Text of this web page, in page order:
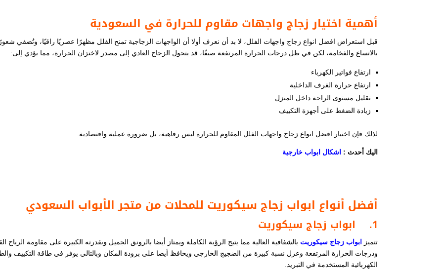
أهمية اختيار زجاج واجهات مقاوم للحرارة في السعودية
قبل استعراض افضل انواع زجاج واجهات الفلل​، لا بد أن نعرف أولا أن الواجهات الزجاجية تمنح الفلل مظهرًا عصريًا راقيًا، وتُضفي
بالاتساع والفخامة، لكن في ظل درجات الحرارة المرتفعة صيفًا، قد يتحول الزجاج العادي إلى مصدر لاختزان الحرارة، مما يؤدي إلى:
ارتفاع فواتير الكهرباء
ارتفاع حرارة الغرف الداخلية
تقليل مستوى الراحة داخل المنزل
زيادة الضغط على أجهزة التكييف
لذلك فإن اختيار افضل انواع زجاج واجهات الفلل​ المقاوم للحرارة ليس رفاهية، بل ضرورة عملية واقتصادية.
اليك أحدث : اشكال ابواب خارجية​
أفضل أنواع ابواب زجاج سيكوريت للمحلات من متجر الأبواب السعودي
1. ابواب زجاج سيكوريت
تتميز ابواب زجاج سيكوريت بالشفافية العالية مما يتيح الرؤية الكاملة ويمتاز أيضا بالرونق الجميل وبقدرته الكبيرة على مقاومة الرياح
ودرجات الحرارة المرتفعة وعزل نسبة كبيرة من الضجيج الخارجي ويحافظ أيضا على برودة المكان وبالتالي يوفر في طاقة التكييف
الكهربائية المستخدمة في التبريد.